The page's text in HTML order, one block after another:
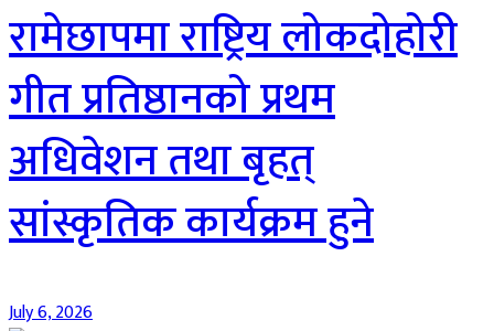
रामेछापमा राष्ट्रिय लोकदोहोरी
गीत प्रतिष्ठानको प्रथम
अधिवेशन तथा बृहत्
सांस्कृतिक कार्यक्रम हुने
July 6, 2026